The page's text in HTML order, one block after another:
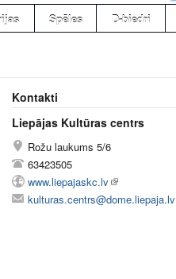
Spēles D-biedri
Kontakti
Liepājas Kultūras centrs
Rožu laukums 5/6
63423505
www.liepajaskc.lv
kulturas.centrs@dome.liepaja.lv